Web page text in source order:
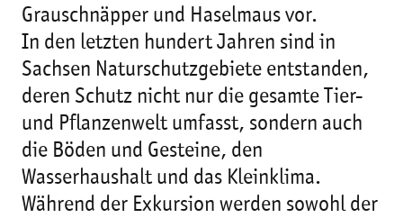
Grauschnäpper und Haselmaus vor.
In den letzten hundert Jahren sind in
Sachsen Naturschutzgebiete entstanden,
deren Schutz nicht nur die gesamte Tier-
und Pflanzenwelt umfasst, sondern auch
die Böden und Gesteine, den
Wasserhaushalt und das Kleinklima.
Während der Exkursion werden sowohl der